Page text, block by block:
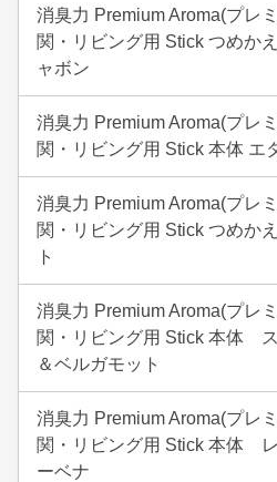
消臭力 Premium Aroma(プレ
関・リビング用 Stick つめか
ャボン
消臭力 Premium Aroma(プレ
関・リビング用 Stick 本体 エ
消臭力 Premium Aroma(プレ
関・リビング用 Stick つめか
ト
消臭力 Premium Aroma(プレ
関・リビング用 Stick 本体
＆ベルガモット
消臭力 Premium Aroma(プレ
関・リビング用 Stick 本体
ーベナ